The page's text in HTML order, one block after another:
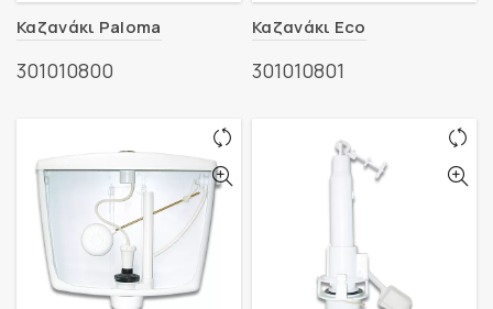
Καζανάκι Paloma
301010800
Καζανάκι Eco
301010801